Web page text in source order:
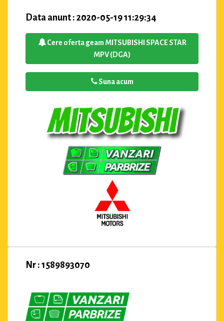
Data anunt : 2020-05-19 11:29:34
Cere oferta geam MITSUBISHI SPACE STAR
MPV (DGA)
Suna acum
Nr : 1589893070